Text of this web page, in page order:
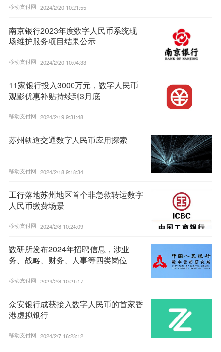
移动支付网 | 2024/2/20 10:21:55
南京银行2023年度数字人民币系统现
场维护服务项目结果公示
移动支付网 | 2024/2/20 10:04:33
11家银行投入3000万元，数字人民币
观影优惠补贴持续到3月底
移动支付网 | 2024/2/19 9:31:48
苏州轨道交通数字人民币应用探索
移动支付网 | 2024/2/18 9:18:34
工行落地苏州地区首个非急救转运数字
人民币缴费场景
移动支付网 | 2024/2/8 10:24:09
数研所发布2024年招聘信息，涉业
务、战略、财务、人事等四类岗位
移动支付网 | 2024/2/8 10:21:17
众安银行成获接入数字人民币的首家香
港虚拟银行
移动支付网 | 2024/2/7 16:23:12